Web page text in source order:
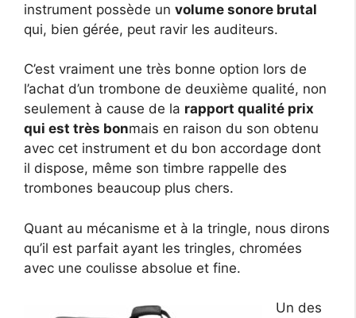
instrument possède un volume sonore brutal
qui, bien gérée, peut ravir les auditeurs.
C’est vraiment une très bonne option lors de
l’achat d’un trombone de deuxième qualité, non
seulement à cause de la rapport qualité prix
qui est très bonmais en raison du son obtenu
avec cet instrument et du bon accordage dont
il dispose, même son timbre rappelle des
trombones beaucoup plus chers.
Quant au mécanisme et à la tringle, nous dirons
qu’il est parfait ayant les tringles, chromées
avec une coulisse absolue et fine.
Un des